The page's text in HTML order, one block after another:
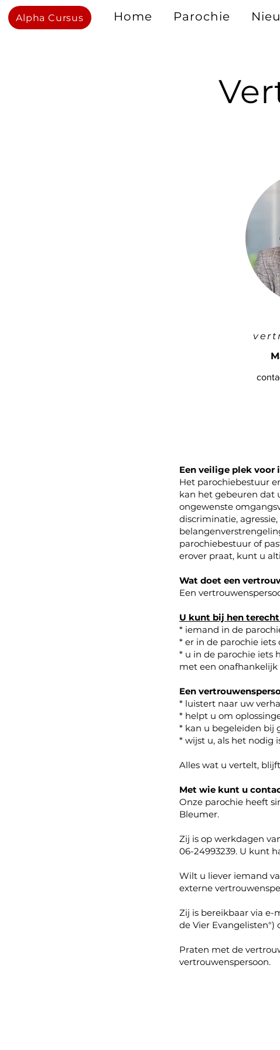
Alpha Cursus Home Parochie
Een veilige plek voor
Het parochiebestuur
kan het gebeuren dat
ongewenste
discriminatie,
parochiebestuur of
erover praat, kunt u
Wat doet een
Een
U kunt bij hen
* iemand in de
* er in de parochie
* u in de parochie iets
met een
Een
* luistert naar uw
* helpt u om
* kan u begeleiden bij
* wijst u, als het nodig
Alles wat u vertelt,
Met wie kunt u
Onze parochie heeft
Bleumer.
Zij is op werkdagen
06-24993239. U kunt
Wilt u liever iemand
externe
Zij is bereikbaar via e-
de Vier Evangelisten")
Praten met de
vertrouwenspersoon.